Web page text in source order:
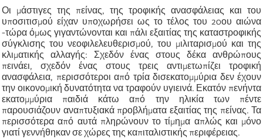
Οι μάστιγες της πείνας, της τροφικής ανασφάλειας και του
υποσιτισμού είχαν υποχωρήσει ως το τέλος του 20ου αιώνα
-τώρα όμως γιγαντώνονται και πάλι εξαιτίας της καταστροφικής
σύγκλισης του νεοφιλελευθερισμού, του μιλιταρισμού και της
κλιματικής αλλαγής: Σχεδόν ένας στους δέκα ανθρώπους
πεινάει, σχεδόν ένας στους τρεις αντιμετωπίζει τροφική
ανασφάλεια, περισσότεροι από τρία δισεκατομμύρια δεν έχουν
την οικονομική δυνατότητα να τραφούν υγιεινά. Εκατόν πενήντα
εκατομμύρια παιδιά κάτω από την ηλικία των πέντε
παρουσιάζουν αναπτυξιακά προβλήματα εξαιτίας της πείνας. Τα
περισσότερα από αυτά πληρώνουν το τίμημα απλώς και μόνο
γιατί γεννήθηκαν σε χώρες της καπιταλιστικής περιφέρειας.